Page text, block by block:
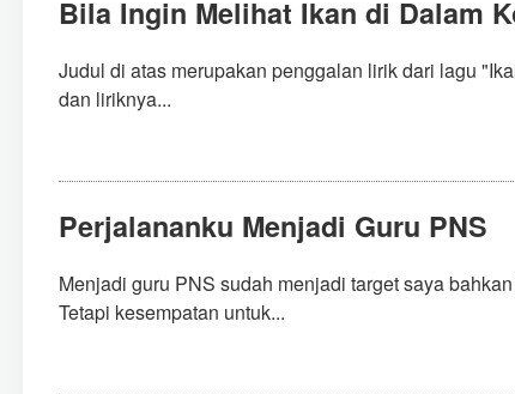
Bila Ingin Melihat Ikan di Dalam
Judul di atas merupakan penggalan lirik dari lagu
dan liriknya...
Perjalananku Menjadi Guru PNS
Menjadi guru PNS sudah menjadi target saya
Tetapi kesempatan untuk...